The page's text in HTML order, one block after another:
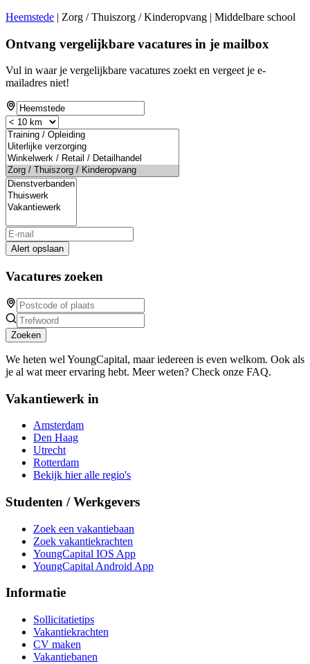
Heemstede | Zorg / Thuiszorg / Kinderopvang | Middelbare school
Ontvang vergelijkbare vacatures in je mailbox
Vul in waar je vergelijkbare vacatures zoekt en vergeet je e-
mailadres niet!
Alert opslaan
Vacatures zoeken
Zoeken
We heten wel YoungCapital, maar iedereen is even welkom. Ook als
je al wat meer ervaring hebt. Meer weten? Check onze FAQ.
Vakantiewerk in
Amsterdam
Den Haag
Utrecht
Rotterdam
Bekijk hier alle regio's
Studenten / Werkgevers
Zoek een vakantiebaan
Zoek vakantiekrachten
YoungCapital IOS App
YoungCapital Android App
Informatie
Sollicitatietips
Vakantiekrachten
CV maken
Vakantiebanen